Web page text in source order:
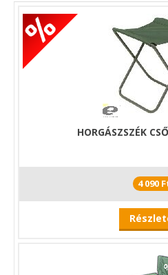
Technikai adatok:
Szélesség: 30 cm
Ülésmagasság: 28 cm
HORGÁSZSZÉK
4 090